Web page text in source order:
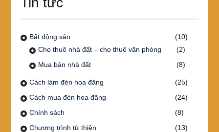
Bất động sản
(10)
Cho thuê nhà đất – cho thuê văn phòng
(2)
Mua bán nhà đất
(8)
Cách làm đèn hoa đăng
(25)
Cách mua đèn hoa đăng
(24)
Chính sách
(8)
Chương trình từ thiện
(13)